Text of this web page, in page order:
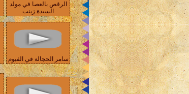
الرقص بالعصا في مولد
السيدة زينب
سامر الحجالة في الفيوم